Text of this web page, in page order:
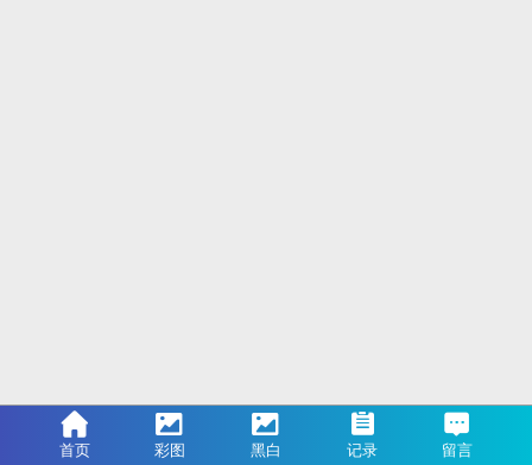
首页 彩图 黑白 记录 留言